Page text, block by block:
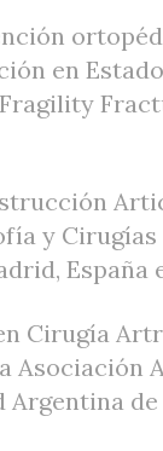
en
y Cirugías
España
Cirugía
Asociación
Argentina